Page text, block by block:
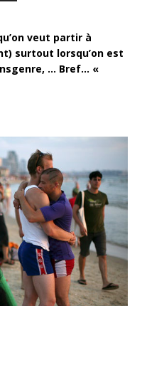
veut partir à
surtout lorsqu’on est
… Bref… «